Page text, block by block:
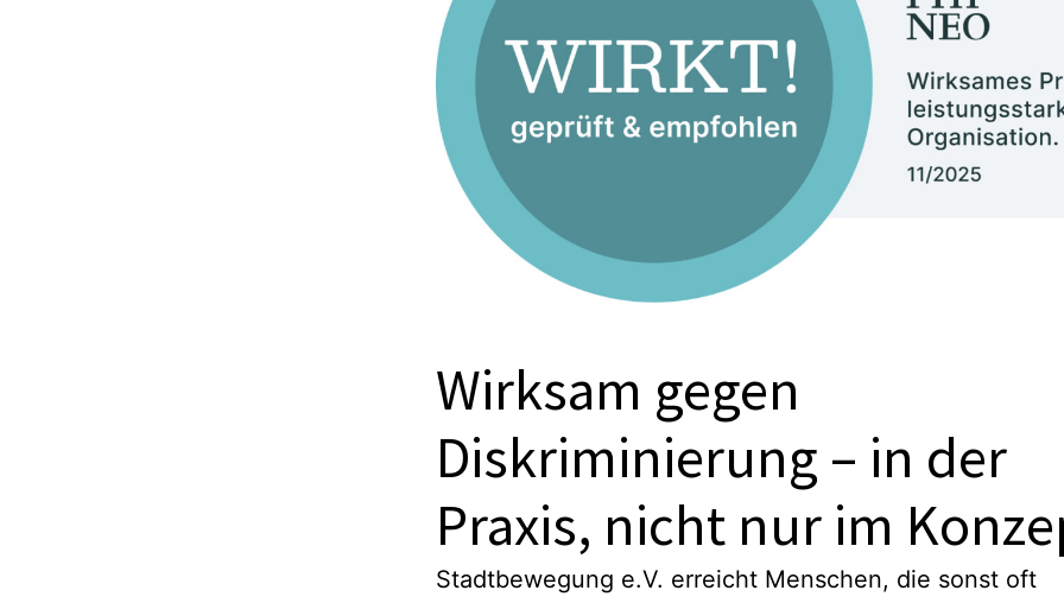
Wirksam gegen
Diskriminierung – in der
Praxis, nicht nur im
Stadtbewegung e.V. erreicht Menschen, die sonst oft